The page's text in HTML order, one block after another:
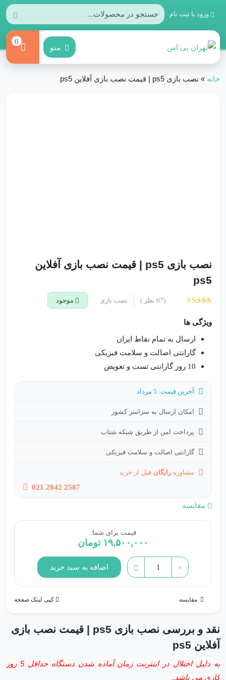
ورود یا ثبت نام
منو
0
خانه » نصب بازی ps5 | قیمت نصب بازی آفلاین ps5
نصب بازی ps5 | قیمت نصب بازی آفلاین
ps5
از 5 امتیاز
مشتری
(
67 نظر ) نصب بازی موجود
ویژگی ها
ارسال به تمام نقاط ایران
گارانتی اصالت و سلامت فیزیکی
10 روز گارانتی تست و تعویض
آخرین قیمت: 5 مرداد
امکان ارسال به سراسر کشور
پرداخت امن از طریق شبکه شتاب
گارانتی اصالت و سلامت فیزیکی
مشاوره رایگان قبل از خرید
021 2842 2587
مقایسه
قیمت برای شما:
۱۹,۵۰۰,۰۰۰ تومان
نصب
بازی
|
نصب
بازی
آفلاین
ps5
اضافه به سبد خرید
مقایسه کپی لینک صفحه
نقد و بررسی نصب بازی ps5 | قیمت نصب بازی
آفلاین ps5
به دلیل اختلال در اینترنت زمان آماده شدن دستگاه حداقل 5 روز
کاری می باشد.